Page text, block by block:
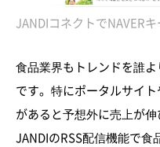
JANDIコネクトでNAVER
食品業界もトレンドを誰
です。特にポータルサイ
があると予想外に売上が
JANDIのRSS配信機能で